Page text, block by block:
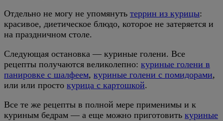
Отдельно не могу не упомянуть террин из курицы:
красивое, диетическое блюдо, которое не затеряется и
на праздничном столе.
Следующая остановка — куриные голени. Все
рецепты получаются великолепно: куриные голени в
панировке с шалфеем, куриные голени с помидорами,
или или просто курица с картошкой.
Все те же рецепты в полной мере применимы и к
куриным бедрам — а еще можно приготовить куриные